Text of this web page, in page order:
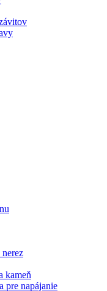
kameň
pre napájanie